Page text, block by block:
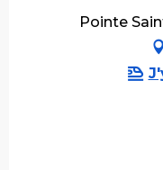
Pointe